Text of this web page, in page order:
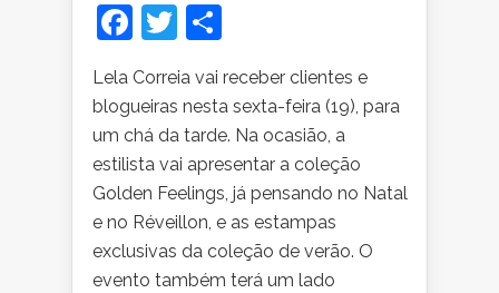
Facebook
Twitter
Lela Correia vai receber clientes e
blogueiras nesta sexta-feira (19), para
um chá da tarde. Na ocasião, a
estilista vai apresentar a coleção
Golden Feelings, já pensando no Natal
e no Réveillon, e as estampas
exclusivas da coleção de verão. O
evento também terá um lado